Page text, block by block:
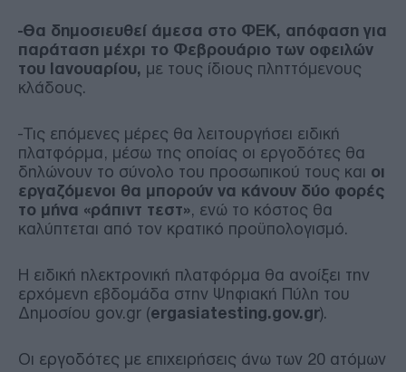
-Θα δημοσιευθεί άμεσα στο ΦΕΚ, απόφαση για
παράταση μέχρι το Φεβρουάριο των οφειλών
του Ιανουαρίου, με τους ίδιους πληττόμενους
κλάδους.
-Τις επόμενες μέρες θα λειτουργήσει ειδική
πλατφόρμα, μέσω της οποίας οι εργοδότες θα
δηλώνουν το σύνολο του προσωπικού τους και οι
εργαζόμενοι θα μπορούν να κάνουν δύο φορές
το μήνα «ράπιντ τεστ», ενώ το κόστος θα
καλύπτεται από τον κρατικό προϋπολογισμό.
Η ειδική ηλεκτρονική πλατφόρμα θα ανοίξει την
ερχόμενη εβδομάδα στην Ψηφιακή Πύλη του
Δημοσίου gov.gr (ergasiatesting.gov.gr).
Οι εργοδότες με επιχειρήσεις άνω των 20 ατόμων